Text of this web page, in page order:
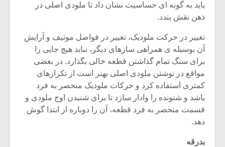
باید به گونه ای حساسیت نشان داد تا ملودی اصلی در
ذهن نقش بندد.
تغییر در حرکت ملودیک، تغییر در فواصل موتیف و آرایش
آن بوسیله ی همراهی سازهای دیگر، نباید هیچ جایی را
برای سنگ تمام گذاشتن قطعه خالی بگذارد. در بعضی
مواقع در نوشتن ملودی اصلی بهتر است از تکرارهای
کمتری استفاده کرد و حرکات ملودیک منحصر به فرد
باشد و شنونده را وادار سازد تا برای شنیدن اوج ملودی و
قسمت منحصر به فرد قطعه، آن را دوباره از ابتدا گوش
دهد.
بدرقه